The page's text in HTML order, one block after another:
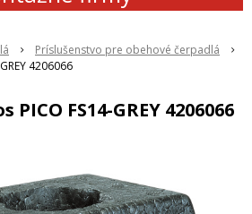
Príslušenstvo pre obehové čerpadlá
4206066
PICO FS14-GREY 4206066